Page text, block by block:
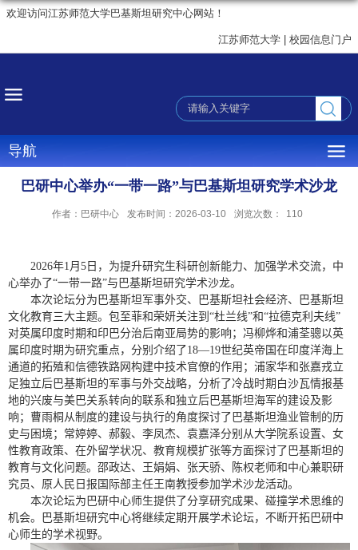
欢迎访问江苏师范大学巴基斯坦研究中心网站！
江苏师范大学 校园信息门户
导航
巴研中心举办“一带一路”与巴基斯坦研究学术沙龙
作者：巴研中心 发布时间：2026-03-10 浏览次数： 110
2026年1月 5日，为提升研究生科研创新能力、加强学术交流，中
心举办了“一带一路”与巴基斯坦研究学术沙龙。
本次论坛分为巴基斯坦军事外交、巴基斯坦社会经济、巴基斯坦
文化教育三大主题。包至菲和荣妍关注到“杜兰线”和“拉德克利夫线”
对英属印度时期和印巴分治后南亚局势的影响；冯柳烨和浦荃骢以英
属印度时期为研究重点，分别介绍了18—19世纪英帝国在印度洋海上
通道的拓殖和信德铁路网构建中技术官僚的作用；浦家华和张嘉戎立
足独立后巴基斯坦的军事与外交战略，分析了冷战时期白沙瓦情报基
地的兴废与美巴关系转向的联系和独立后巴基斯坦海军的建设及影
响；曹雨桐从制度的建设与执行的角度探讨了巴基斯坦渔业管制的历
史与困境；常婷婷、郝毅、李凤杰、袁嘉泽分别从大学院系设置、女
性教育政策、在外留学状况、教育规模扩张等方面探讨了巴基斯坦的
教育与文化问题。邵政达、王娟娟、张天骄、陈权老师和中心兼职研
究员、原人民日报国际部主任王南教授参加学术沙龙活动。
本次论坛为巴研中心师生提供了分享研究成果、碰撞学术思维的
机会。巴基斯坦研究中心将继续定期开展学术论坛，不断开拓巴研中
心师生的学术视野。